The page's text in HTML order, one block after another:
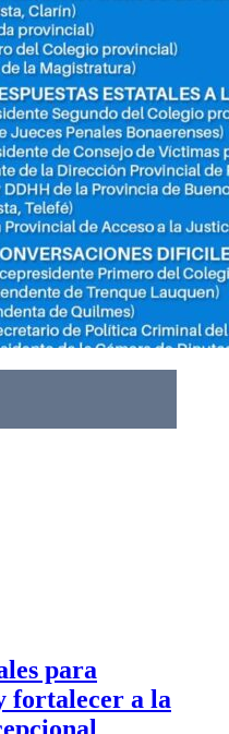
para
fortalecer a la